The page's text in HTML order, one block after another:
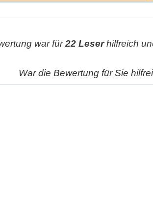
war für22 Leserhilfreich
War die Bewertung für Sie